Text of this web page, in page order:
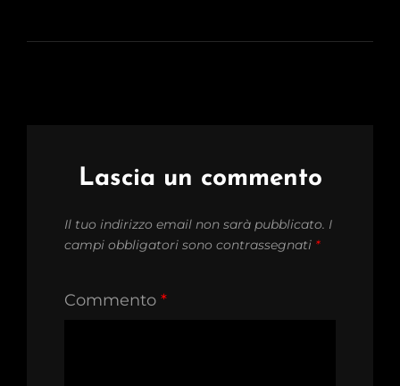
Lascia un commento
Il tuo indirizzo email non sarà pubblicato. I
campi obbligatori sono contrassegnati *
Commento *